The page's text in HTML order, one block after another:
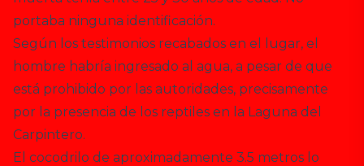
portaba ninguna identificación.
Según los testimonios recabados en el lugar, el
hombre habría ingresado al agua, a pesar de que
está prohibido por las autoridades, precisamente
por la presencia de los reptiles en la Laguna del
Carpintero.
El cocodrilo de aproximadamente 3.5 metros lo